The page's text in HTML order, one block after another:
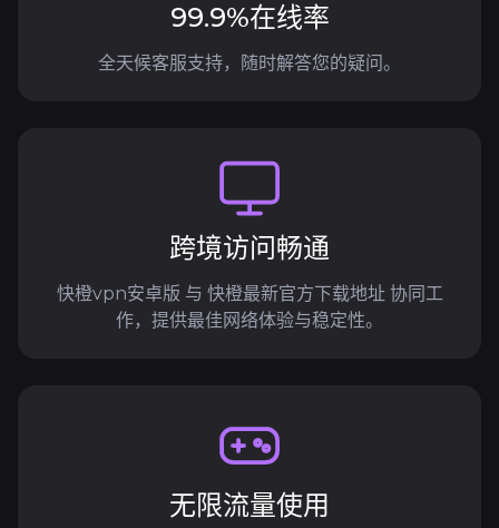
99.9%在线率
全天候客服支持，随时解答您的疑问。
跨境访问畅通
快橙vpn安卓版 与 快橙最新官方下载地址 协同工
作，提供最佳网络体验与稳定性。
无限流量使用